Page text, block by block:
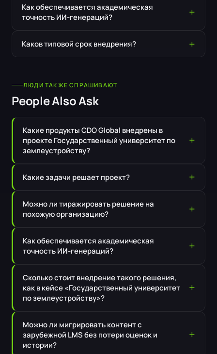
Как обеспечивается академическая
точность ИИ-генераций?
Каков типовой срок внедрения?
ЛЮДИ ТАКЖЕ СПРАШИВАЮТ
People Also Ask
Какие продукты CDO Global внедрены в
проекте Государственный университет по
землеустройству?
Какие задачи решает проект?
Можно ли тиражировать решение на
похожую организацию?
Как обеспечивается академическая
точность ИИ-генераций?
Сколько стоит внедрение такого решения,
как в кейсе «Государственный университет
по землеустройству»?
Можно ли мигрировать контент с
зарубежной LMS без потери оценок и
истории?